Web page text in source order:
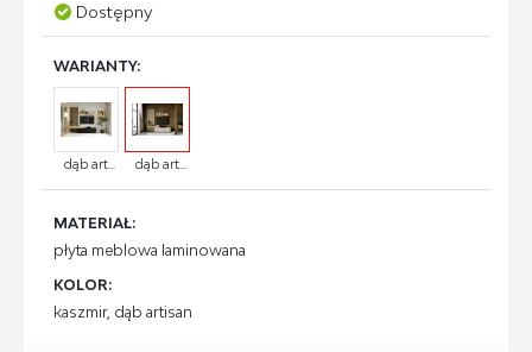
Dostępny
WARIANTY:
dąb art... dąb art...
MATERIAŁ:
płyta meblowa laminowana
KOLOR:
kaszmir, dąb artisan